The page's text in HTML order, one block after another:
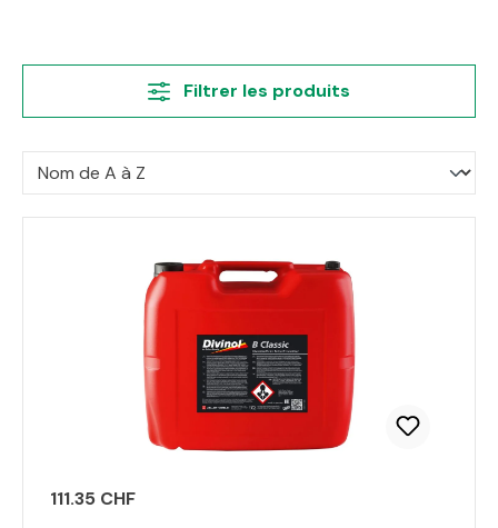
Filtrer les produits
111.35 CHF